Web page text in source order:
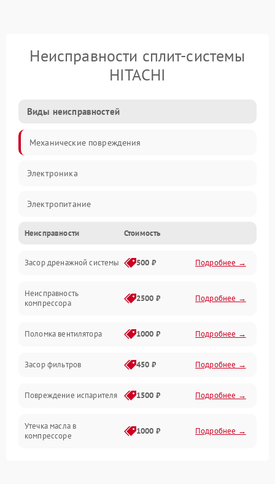
Неисправности сплит-системы
HITACHI
Виды неисправностей
Механические повреждения
Электроника
Электропитание
Вентиляция
Холод
Обогрев
Неисправности Стоимость
Засор дренажной системы 500 ₽ Подробнее →
Неисправность
компрессора
2500 ₽ Подробнее →
Поломка вентилятора 1000 ₽ Подробнее →
Засор фильтров 450 ₽ Подробнее →
Повреждение испарителя 1500 ₽ Подробнее →
Утечка масла в
компрессоре
1000 ₽ Подробнее →